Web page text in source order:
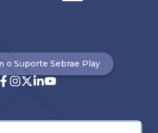
o Suporte Sebrae Play